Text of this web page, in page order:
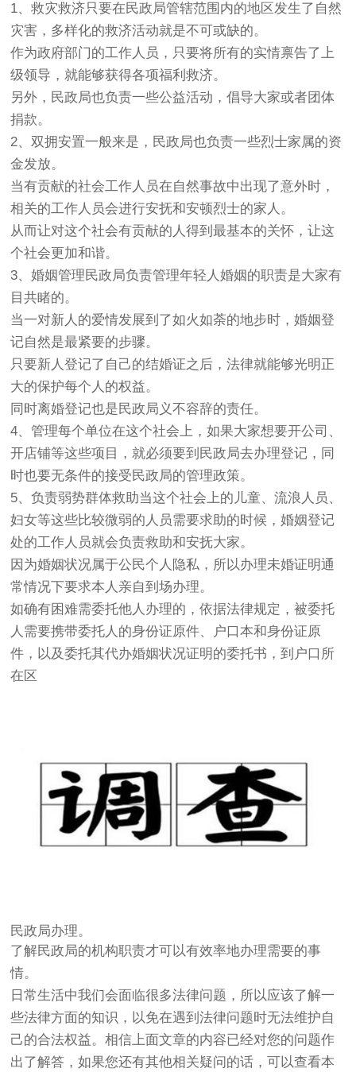
1、救灾救济只要在民政局管辖范围内的地区发生了自然
灾害，多样化的救济活动就是不可或缺的。
作为政府部门的工作人员，只要将所有的实情禀告了上
级领导，就能够获得各项福利救济。
另外，民政局也负责一些公益活动，倡导大家或者团体
捐款。
2、双拥安置一般来是，民政局也负责一些烈士家属的资
金发放。
当有贡献的社会工作人员在自然事故中出现了意外时，
相关的工作人员会进行安抚和安顿烈士的家人。
从而让对这个社会有贡献的人得到最基本的关怀，让这
个社会更加和谐。
3、婚姻管理民政局负责管理年轻人婚姻的职责是大家有
目共睹的。
当一对新人的爱情发展到了如火如荼的地步时，婚姻登
记自然是最紧要的步骤。
只要新人登记了自己的结婚证之后，法律就能够光明正
大的保护每个人的权益。
同时离婚登记也是民政局义不容辞的责任。
4、管理每个单位在这个社会上，如果大家想要开公司、
开店铺等这些项目，就必须要到民政局去办理登记，同
时也要无条件的接受民政局的管理政策。
5、负责弱势群体救助当这个社会上的儿童、流浪人员、
妇女等这些比较微弱的人员需要求助的时候，婚姻登记
处的工作人员就会负责救助和安抚大家。
因为婚姻状况属于公民个人隐私，所以办理未婚证明通
常情况下要求本人亲自到场办理。
如确有困难需委托他人办理的，依据法律规定，被委托
人需要携带委托人的身份证原件、户口本和身份证原
件，以及委托其代办婚姻状况证明的委托书，到户口所
在区
民政局办理。
了解民政局的机构职责才可以有效率地办理需要的事
情。
日常生活中我们会面临很多法律问题，所以应该了解一
些法律方面的知识，以免在遇到法律问题时无法维护自
己的合法权益。相信上面文章的内容已经对您的问题作
出了解答，如果您还有其他相关疑问的话，可以查看本